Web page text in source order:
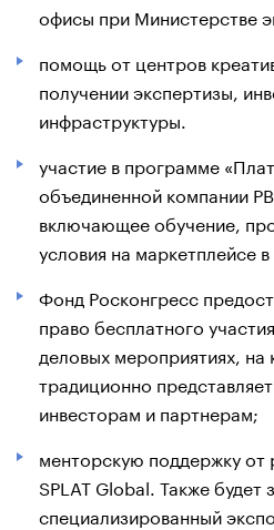
офисы при Министерстве
помощь от центров
получении экспертизы,
инфраструктуры.
участие в программе
объединенной компании
включающее обучение,
условия на маркетплейсе
Фонд Росконгресс
право бесплатного
деловых мероприятиях,
традиционно
инвесторам и партнерам;
менторскую поддержку от
SPLAT Global. Также будет
специализированный